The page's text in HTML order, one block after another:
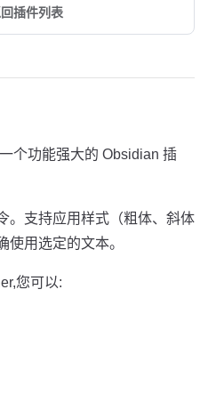
插件列表
个功能强大的 Obsidian 插
。支持应用样式（粗体、斜体
使用选定的文本。
您可以: